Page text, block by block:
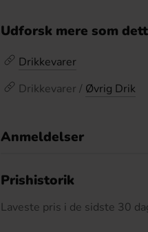
Udforsk mere som
Drikkevarer
Drikkevarer / Øvrig Drik
Anmeldelser
Prishistorik
Laveste pris i de sidste 30